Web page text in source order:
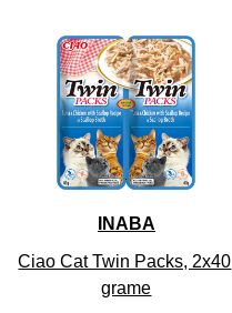
38
INABA
Ciao Cat Twin Packs, 2x40
grame